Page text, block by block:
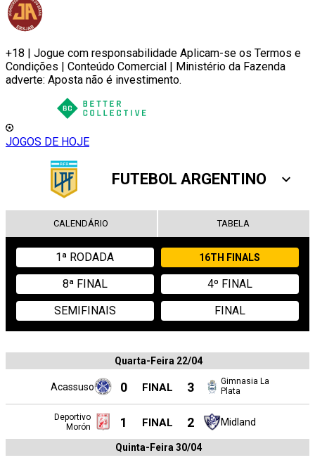
+18 | Jogue com responsabilidade Aplicam-se os Termos e
Condições | Conteúdo Comercial | Ministério da Fazenda
adverte: Aposta não é investimento.
JOGOS DE HOJE
FUTEBOL ARGENTINO
CALENDÁRIO TABELA
1ª RODADA 16TH FINALS
8ª FINAL
4º FINAL
SEMIFINAIS
FINAL
Quarta-Feira 22/04
Acassuso 0 FINAL 3
Gimnasia La
Plata
Deportivo
Morón
1 FINAL 2 Midland
Quinta-Feira 30/04